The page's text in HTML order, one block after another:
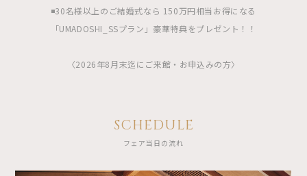
◾️30名様以上のご結婚式なら 150万円相当お得になる
「UMADOSHI_SSプラン」豪華特典をプレゼント！！
〈2026年8月末迄にご来館・お申込みの方〉
SCHEDULE
フェア当日の流れ